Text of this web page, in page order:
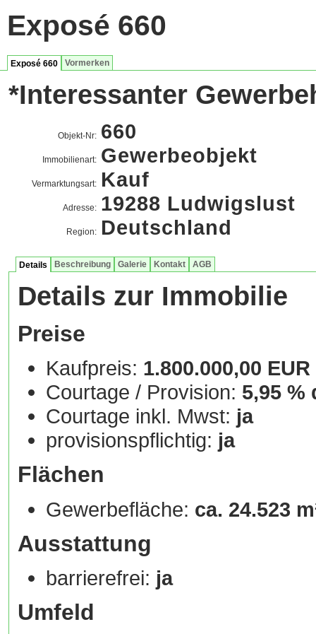
Exposé 660
Exposé 660 Vormerken
*Interessanter
Objekt-Nr: 660
Immobilienart: Gewerbeobjekt
Vermarktungsart: Kauf
Adresse: 19288 Ludwigslust
Region: Deutschland
Details Beschreibung Galerie Kontakt AGB
Details zur Immobilie
Preise
Kaufpreis: 1.800.000,00 EUR
Courtage / Provision: 5,95 %
Courtage inkl. Mwst: ja
provisionspflichtig: ja
Flächen
Gewerbefläche: ca. 24.523
Ausstattung
barrierefrei: ja
Umfeld